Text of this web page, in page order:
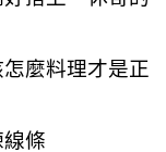
麼料理才是正
條